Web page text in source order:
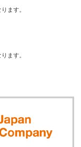
ます。
ます。